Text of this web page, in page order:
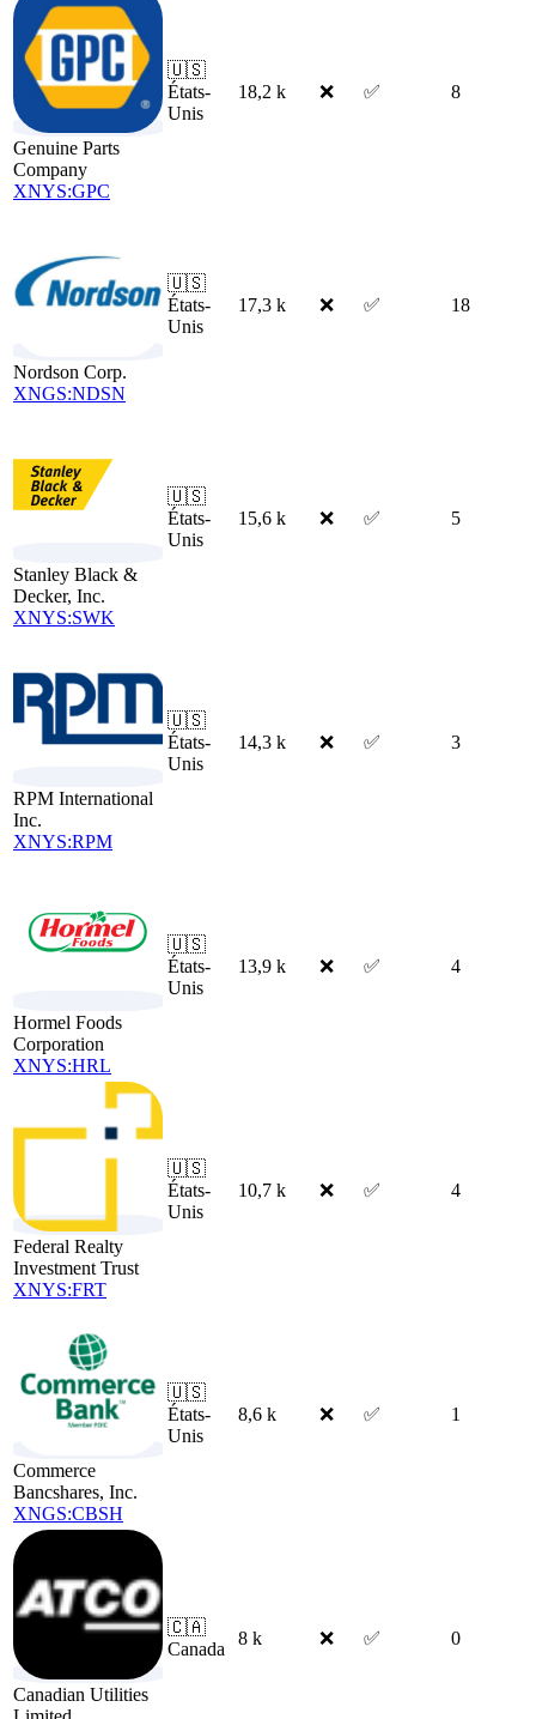
Genuine Parts
Company
XNYS:GPC
🇺🇸
États-
Unis
18,2 k ❌ ✅ 8
Nordson Corp.
XNGS:NDSN
🇺🇸
États-
Unis
17,3 k ❌ ✅ 18
Stanley Black &
Decker, Inc.
XNYS:SWK
🇺🇸
États-
Unis
15,6 k ❌ ✅ 5
RPM International
Inc.
XNYS:RPM
🇺🇸
États-
Unis
14,3 k ❌ ✅ 3
Hormel Foods
Corporation
XNYS:HRL
🇺🇸
États-
Unis
13,9 k ❌ ✅ 4
Federal Realty
Investment Trust
XNYS:FRT
🇺🇸
États-
Unis
10,7 k ❌ ✅ 4
Commerce
Bancshares, Inc.
XNGS:CBSH
🇺🇸
États-
Unis
8,6 k ❌ ✅ 1
Canadian Utilities
🇨🇦
Canada
8 k ❌ ✅ 0